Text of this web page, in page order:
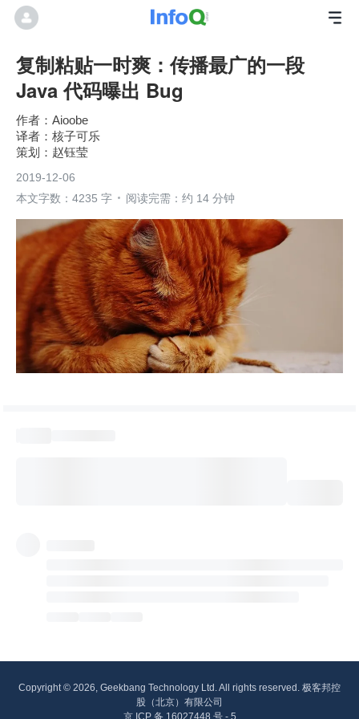
复制粘贴一时爽：传播最广的一段
Java 代码曝出 Bug
Aioobe
核子可乐
赵钰莹
2019-12-06
本文字数：4235 字
阅读完需：约 14 分钟
Copyright © 2026, Geekbang Technology Ltd. All rights reserved. 极客邦控
股（北京）有限公司
京 ICP 备 16027448 号 - 5